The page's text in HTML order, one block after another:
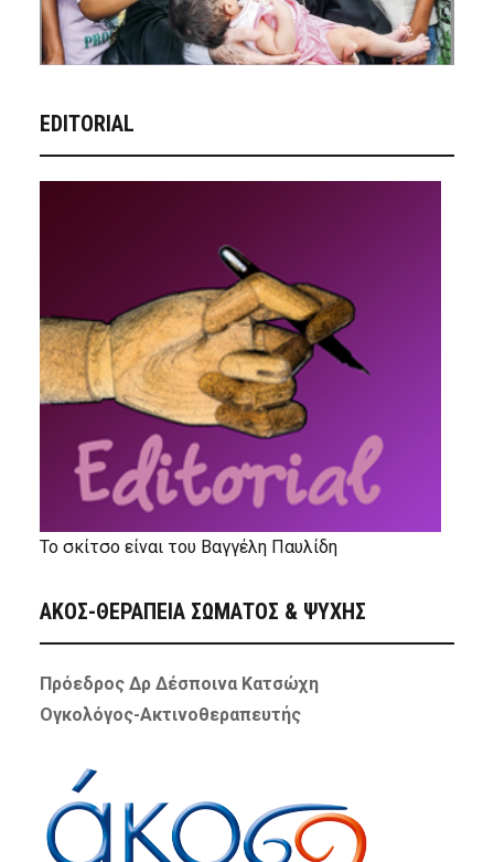
EDITORIAL
Το σκίτσο είναι του Βαγγέλη Παυλίδη
ΑΚΟΣ-ΘΕΡΑΠΕΙΑ ΣΩΜΑΤΟΣ & ΨΥΧΗΣ
Πρόεδρος Δρ Δέσποινα Κατσώχη
Ογκολόγος-Ακτινοθεραπευτής